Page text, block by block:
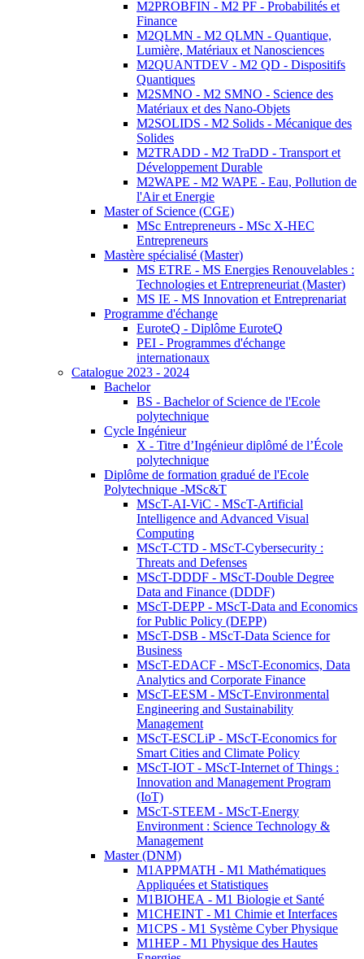
M2PROBFIN - M2 PF - Probabilités et
Finance
M2QLMN - M2 QLMN - Quantique,
Lumière, Matériaux et Nanosciences
M2QUANTDEV - M2 QD - Dispositifs
Quantiques
M2SMNO - M2 SMNO - Science des
Matériaux et des Nano-Objets
M2SOLIDS - M2 Solids - Mécanique des
Solides
M2TRADD - M2 TraDD - Transport et
Développement Durable
M2WAPE - M2 WAPE - Eau, Pollution de
l'Air et Energie
Master of Science (CGE)
MSc Entrepreneurs - MSc X-HEC
Entrepreneurs
Mastère spécialisé (Master)
MS ETRE - MS Energies Renouvelables :
Technologies et Entrepreneuriat (Master)
MS IE - MS Innovation et Entreprenariat
Programme d'échange
EuroteQ - Diplôme EuroteQ
PEI - Programmes d'échange
internationaux
Catalogue 2023 - 2024
Bachelor
BS - Bachelor of Science de l'Ecole
polytechnique
Cycle Ingénieur
X - Titre d’Ingénieur diplômé de l’École
polytechnique
Diplôme de formation gradué de l'Ecole
Polytechnique -MSc&T
MScT-AI-ViC - MScT-Artificial
Intelligence and Advanced Visual
Computing
MScT-CTD - MScT-Cybersecurity :
Threats and Defenses
MScT-DDDF - MScT-Double Degree
Data and Finance (DDDF)
MScT-DEPP - MScT-Data and Economics
for Public Policy (DEPP)
MScT-DSB - MScT-Data Science for
Business
MScT-EDACF - MScT-Economics, Data
Analytics and Corporate Finance
MScT-EESM - MScT-Environmental
Engineering and Sustainability
Management
MScT-ESCLiP - MScT-Economics for
Smart Cities and Climate Policy
MScT-IOT - MScT-Internet of Things :
Innovation and Management Program
(IoT)
MScT-STEEM - MScT-Energy
Environment : Science Technology &
Management
Master (DNM)
M1APPMATH - M1 Mathématiques
Appliquées et Statistiques
M1BIOHEA - M1 Biologie et Santé
M1CHEINT - M1 Chimie et Interfaces
M1CPS - M1 Système Cyber Physique
M1HEP - M1 Physique des Hautes